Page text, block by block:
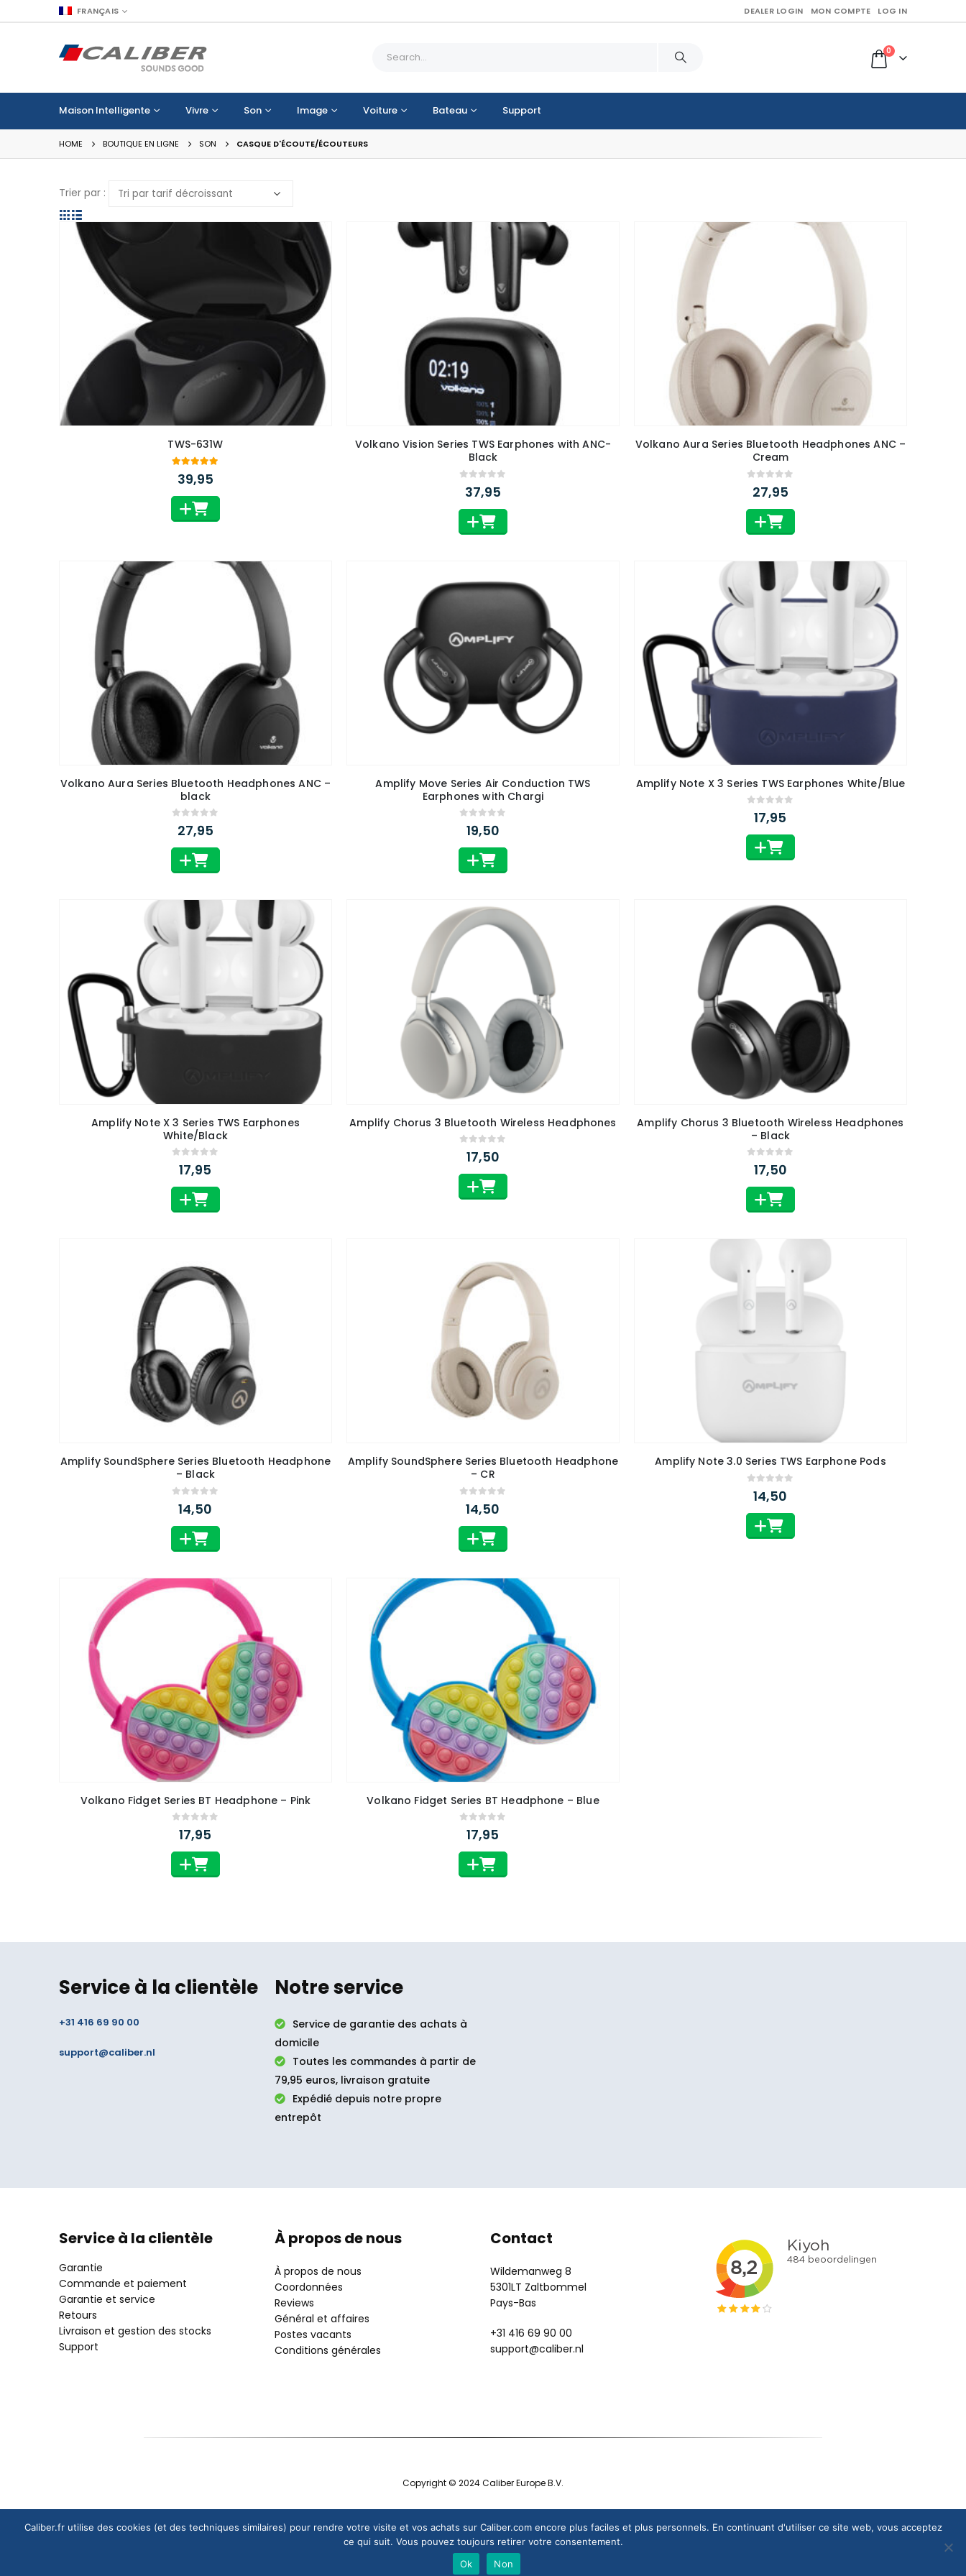
FRANÇAIS DEALER LOGIN MON COMPTE LOG IN
0
Maison Intelligente Vivre Son Image Voiture Bateau Support
HOME BOUTIQUE EN LIGNE SON CASQUE D'ÉCOUTE/ÉCOUTEURS
Trier par :
TWS-631W
5.00 out of 5
39,95
Volkano Vision Series TWS Earphones with ANC-
Black
out of 5
37,95
Volkano Aura Series Bluetooth Headphones ANC –
Cream
out of 5
27,95
Volkano Aura Series Bluetooth Headphones ANC –
black
out of 5
27,95
Amplify Move Series Air Conduction TWS
Earphones with Chargi
out of 5
19,50
Amplify Note X 3 Series TWS Earphones White/Blue
out of 5
17,95
Amplify Note X 3 Series TWS Earphones
White/Black
out of 5
17,95
Amplify Chorus 3 Bluetooth Wireless Headphones
out of 5
17,50
Amplify Chorus 3 Bluetooth Wireless Headphones
– Black
out of 5
17,50
Amplify SoundSphere Series Bluetooth Headphone
– Black
out of 5
14,50
Amplify SoundSphere Series Bluetooth Headphone
– CR
out of 5
14,50
Amplify Note 3.0 Series TWS Earphone Pods
out of 5
14,50
Volkano Fidget Series BT Headphone – Pink
out of 5
17,95
Volkano Fidget Series BT Headphone – Blue
out of 5
17,95
Service à la clientèle
+31 416 69 90 00
support@caliber.nl
Notre service
Service de garantie des achats à
domicile
Toutes les commandes à partir de
79,95 euros, livraison gratuite
Expédié depuis notre propre
entrepôt
Service à la clientèle
Garantie
Commande et paiement
Garantie et service
Retours
Livraison et gestion des stocks
Support
À propos de nous
À propos de nous
Coordonnées
Reviews
Général et affaires
Postes vacants
Conditions générales
Contact
Wildemanweg 8
5301LT Zaltbommel
Pays-Bas
+31 416 69 90 00
support@caliber.nl
Copyright © 2024 Caliber Europe B.V.
Caliber.fr utilise des cookies (et des techniques similaires) pour rendre votre visite et vos achats sur Caliber.com encore plus faciles et plus personnels. En continuant d'utiliser ce site web, vous acceptez
ce qui suit. Vous pouvez toujours retirer votre consentement.
Ok
Non